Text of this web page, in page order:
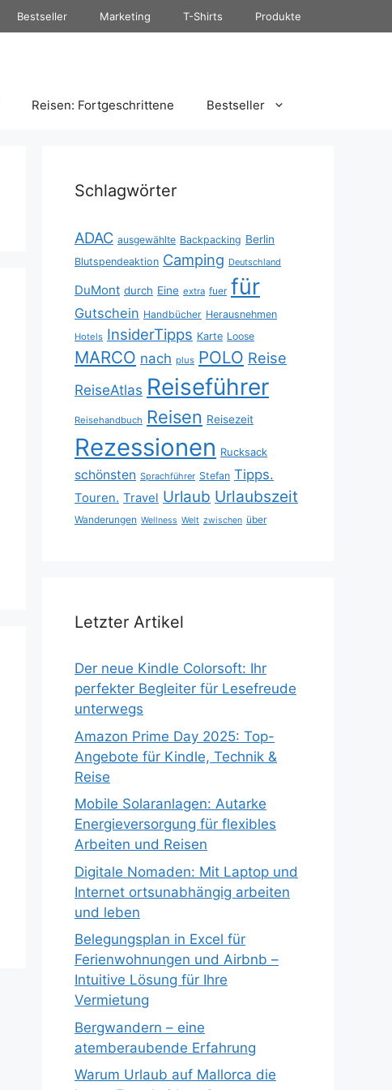
Bestseller Marketing T-Shirts Produkte
Reisen: Fortgeschrittene Bestseller
Schlagwörter
ADAC ausgewählte Backpacking Berlin
Blutspendeaktion Camping Deutschland
DuMont durch Eine extra fuer für
Gutschein Handbücher Herausnehmen
Hotels InsiderTipps Karte Loose
MARCO nach plus POLO Reise
ReiseAtlas Reiseführer
Reisehandbuch Reisen Reisezeit
Rezessionen Rucksack
schönsten Sprachführer Stefan Tipps.
Touren. Travel Urlaub Urlaubszeit
Wanderungen Wellness Welt zwischen über
Letzter Artikel
Der neue Kindle Colorsoft: Ihr
perfekter Begleiter für Lesefreude
unterwegs
Amazon Prime Day 2025: Top-
Angebote für Kindle, Technik &
Reise
Mobile Solaranlagen: Autarke
Energieversorgung für flexibles
Arbeiten und Reisen
Digitale Nomaden: Mit Laptop und
Internet ortsunabhängig arbeiten
und leben
Belegungsplan in Excel für
Ferienwohnungen und Airbnb –
Intuitive Lösung für Ihre
Vermietung
Bergwandern – eine
atemberaubende Erfahrung
Warum Urlaub auf Mallorca die